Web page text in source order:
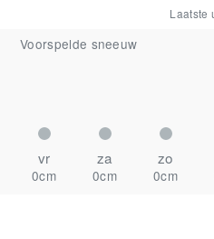
Laatste
Voorspelde sneeuw
vr za zo
0cm 0cm 0cm